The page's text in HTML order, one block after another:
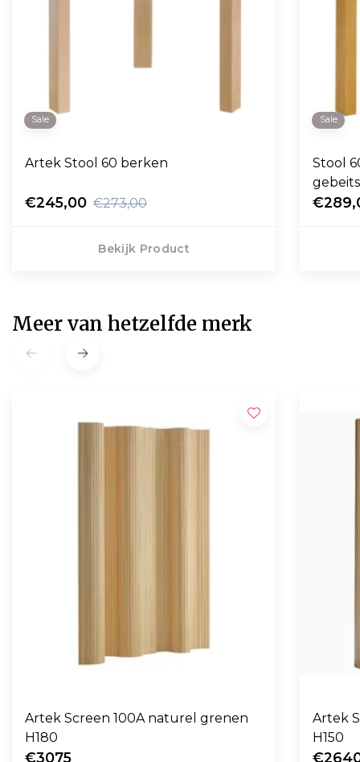
Sale
Artek Stool 60 berken
€245,00 €273,00
Bekijk Product
Sale
Stool
Meer van hetzelfde merk
Artek Screen 100A naturel grenen
H180
€3075
Artek
H150